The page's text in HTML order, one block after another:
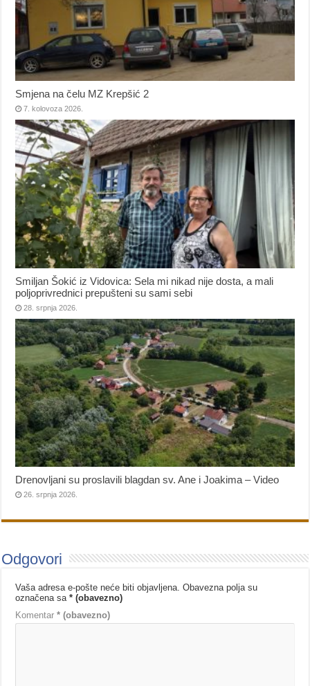
Smjena na čelu MZ Krepšić 2
7. kolovoza 2026.
Smiljan Šokić iz Vidovica: Sela mi nikad nije dosta, a mali
poljoprivrednici prepušteni su sami sebi
28. srpnja 2026.
Drenovljani su proslavili blagdan sv. Ane i Joakima – Video
26. srpnja 2026.
Odgovori
Vaša adresa e-pošte neće biti objavljena. Obavezna polja su
označena sa* (obavezno)
Komentar* (obavezno)